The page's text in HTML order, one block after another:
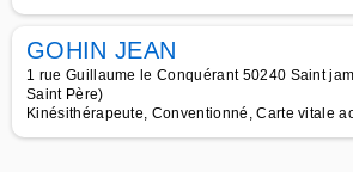
GOHIN JEAN
1 rue Guillaume le Conquérant 50240 Saint
Saint Père)
Kinésithérapeute, Conventionné, Carte vitale